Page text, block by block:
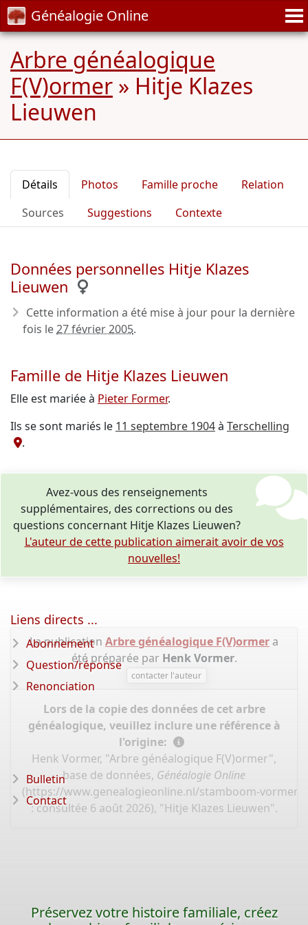
Généalogie Online
Arbre généalogique
F(V)ormer » Hitje Klazes
Lieuwen
Détails Photos Famille proche
Relation
Sources
Suggestions Contexte
Données personnelles Hitje Klazes
Lieuwen
Cette information a été mise à jour pour la dernière
fois le27 février 2005.
Famille de Hitje Klazes Lieuwen
Elle est mariée à Pieter Former.
Ils se sont mariés le 11 septembre 1904à Terschelling
.
Avez-vous des renseignements
supplémentaires, des corrections ou des
questions concernant Hitje Klazes Lieuwen?
L'auteur de cette publication aimerait avoir de vos
nouvelles!
La publication Arbre généalogique F(V)ormer a
été préparée par Henk Vormer.
contacter l'auteur
Lors de la copie des données de cet arbre
généalogique, veuillez inclure une référence à
l'origine:
Henk Vormer, "Arbre généalogique F(V)ormer",
base de données, Généalogie Online
(https://www.genealogieonline.nl/stamboom-vormer/
: consultée 6 août 2026), "Hitje Klazes Lieuwen".
Liens directs ...
Abonnement
Question/réponse
Renonciation
Bulletin
Contact
Préservez votre histoire familiale, créez